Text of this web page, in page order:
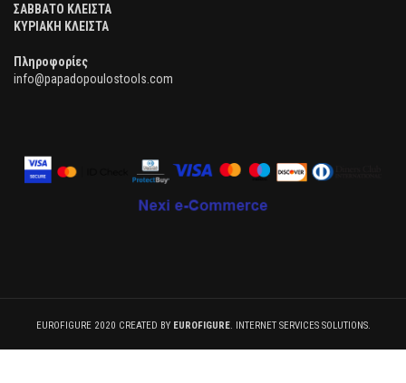
ΣΑΒΒΑΤΟ ΚΛΕΙΣΤΑ
ΚΥΡΙΑΚΗ ΚΛΕΙΣΤΑ
Πληροφορίες
info@papadopoulostools.com
EUROFIGURE 2020 CREATED BY EUROFIGURE. INTERNET SERVICES SOLUTIONS.